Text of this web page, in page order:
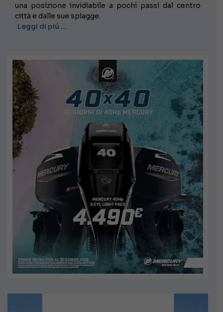
una posizione invidiabile a pochi passi dal centro
città e dalle sue spiagge.
Leggi di piú …